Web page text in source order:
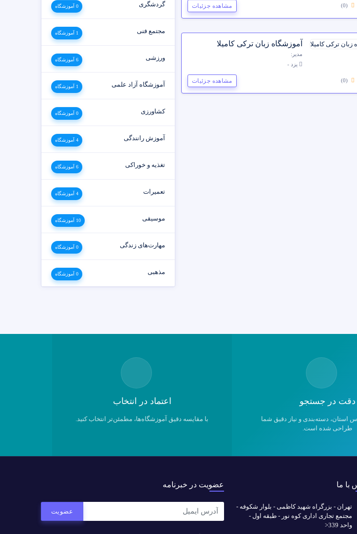
(0) مشاهده جزئیات
آموزشگاه زبان ترکی کامیلا
مدیر:
یزد -
(0) مشاهده جزئیات
گردشگری 0 آموزشگاه
مجتمع فنی 1 آموزشگاه
ورزشی 6 آموزشگاه
آموزشگاه آزاد علمی 1 آموزشگاه
کشاورزی 0 آموزشگاه
آموزش رانندگی 4 آموزشگاه
تغذیه و خوراکی 6 آموزشگاه
تعمیرات 4 آموزشگاه
موسیقی 10 آموزشگاه
مهارت‌های زندگی 0 آموزشگاه
مذهبی 0 آموزشگاه
دقت در جستجو
استان، دسته‌بندی و نیاز دقیق شما
طراحی شده است.
اعتماد در انتخاب
با مقایسه دقیق آموزشگاه‌ها، مطمئن‌تر انتخاب کنید.
با ما
تهران - بزرگراه شهید کاظمی - بلوار شکوفه -
مجتمع تجاری اداری کوه نور - طبقه اول -
واحد 339<
عضویت در خبرنامه
عضویت